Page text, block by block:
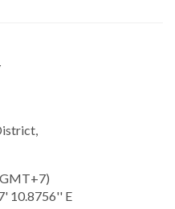
10.8756'' E